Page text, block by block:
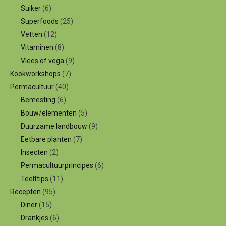
Suiker(6)
Superfoods (25)
Vetten (12)
Vitaminen (8)
Vlees of vega (9)
Kookworkshops (7)
Permacultuur(40)
Bemesting (6)
Bouw/elementen (5)
Duurzame landbouw (9)
Eetbare planten (7)
Insecten (2)
Permacultuurprincipes (6)
Teelttips (11)
Recepten (95)
Diner(15)
Drankjes (6)